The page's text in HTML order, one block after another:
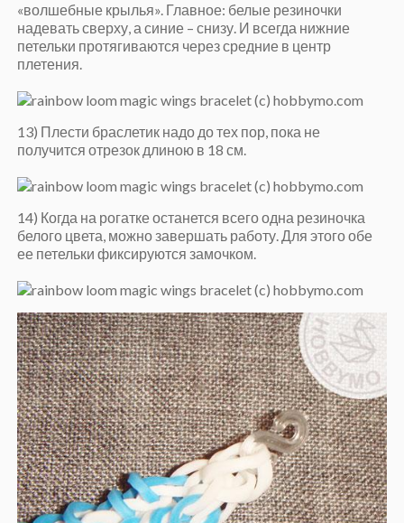
«волшебные крылья». Главное: белые резиночки
надевать сверху, а синие – снизу. И всегда нижние
петельки протягиваются через средние в центр
плетения.
13) Плести браслетик надо до тех пор, пока не
получится отрезок длиною в 18 см.
14) Когда на рогатке останется всего одна резиночка
белого цвета, можно завершать работу. Для этого обе
ее петельки фиксируются замочком.